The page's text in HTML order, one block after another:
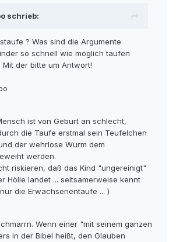
schrieb:
? Was sind die Argumente
so schnell wie möglich taufen
Mit der bitte um Antwort!
ist von Geburt an schlecht,
die Taufe erstmal sein Teufelchen
der wehrlose Wurm dem
werden.
riskieren, daß das Kind "ungereinigt"
Hölle landet ... seltsamerweise kennt
die Erwachsenentaufe ... )
Wenn einer "mit seinem ganzen
in der Bibel heißt, den Glauben